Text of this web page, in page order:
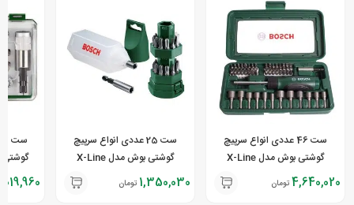
ست 46 عددی انواع سرپیچ
گوشتی بوش مدل X-Line
4,640,020 تومان
ست 25 عددی انواع سرپیچ
گوشتی بوش مدل X-Line
1,350,030 تومان